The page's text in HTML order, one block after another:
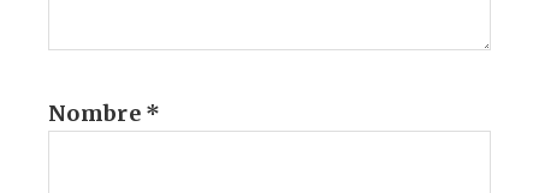
Nombre *